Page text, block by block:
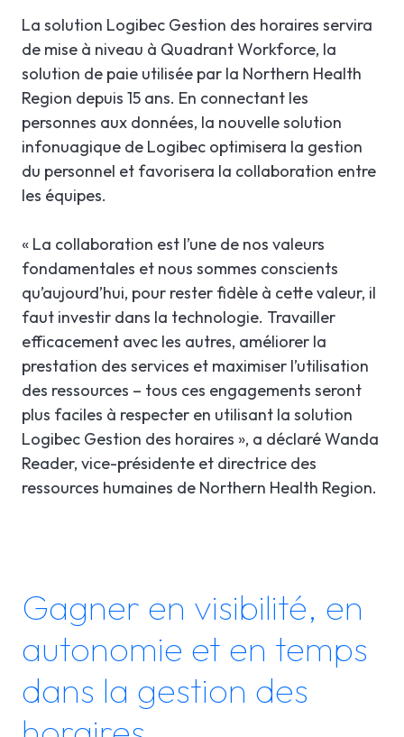
La solution Logibec Gestion des horaires servira
de mise à niveau à Quadrant Workforce, la
solution de paie utilisée par la Northern Health
Region depuis 15 ans. En connectant les
personnes aux données, la nouvelle solution
infonuagique de Logibec optimisera la gestion
du personnel et favorisera la collaboration entre
les équipes.
« La collaboration est l’une de nos valeurs
fondamentales et nous sommes conscients
qu’aujourd’hui, pour rester fidèle à cette valeur, il
faut investir dans la technologie. Travailler
efficacement avec les autres, améliorer la
prestation des services et maximiser l’utilisation
des ressources – tous ces engagements seront
plus faciles à respecter en utilisant la solution
Logibec Gestion des horaires », a déclaré Wanda
Reader, vice-présidente et directrice des
ressources humaines de Northern Health Region.
Gagner en visibilité, en
autonomie et en temps
dans la gestion des